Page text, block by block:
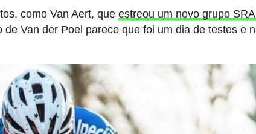
como Van Aert, queestreou um novo grupo
de Van der Poel parece que foi um dia de testes e